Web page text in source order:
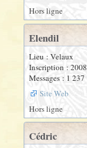
Hors ligne
Elendil
Lieu : Velaux
Inscription : 2008
Messages : 1 237
Site Web
Hors ligne
Cédric